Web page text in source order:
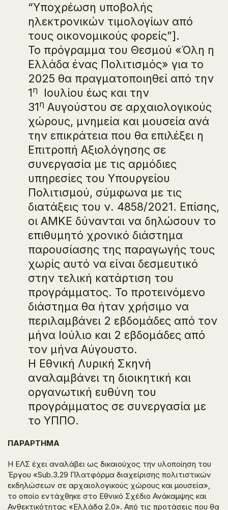
“Υποχρέωση υποβολής
ηλεκτρονικών τιμολογίων από
τους οικονομικούς φορείς”].
Το πρόγραμμα του Θεσμού «Όλη η
Ελλάδα ένας Πολιτισμός» για το
2025 θα πραγματοποιηθεί από την
1η
Ιουλίου έως και την
31η Αυγούστου σε αρχαιολογικούς
χώρους, μνημεία και μουσεία ανά
την επικράτεια που θα επιλέξει η
Επιτροπή Αξιολόγησης σε
συνεργασία με τις αρμόδιες
υπηρεσίες του Υπουργείου
Πολιτισμού, σύμφωνα με τις
διατάξεις του ν. 4858/2021. Επίσης,
οι ΑΜΚΕ δύνανται να δηλώσουν το
επιθυμητό χρονικό διάστημα
παρουσίασης της παραγωγής τους
χωρίς αυτό να είναι δεσμευτικό
στην τελική κατάρτιση του
προγράμματος. Το προτεινόμενο
διάστημα θα ήταν χρήσιμο να
περιλαμβάνει 2 εβδομάδες από τον
μήνα Ιούλιο και 2 εβδομάδες από
τον μήνα Αύγουστο.
Η Εθνική Λυρική Σκηνή
αναλαμβάνει τη διοικητική και
οργανωτική ευθύνη του
προγράμματος σε συνεργασία με
το ΥΠΠΟ.
ΠΑΡΑΡΤΗΜΑ
H ΕΛΣ έχει αναλάβει ως δικαιούχος την υλοποίηση του
Έργου «Sub.3.29 Πλατφόρμα διαχείρισης πολιτιστικών
εκδηλώσεων σε αρχαιολογικούς χώρους και μουσεία»,
το οποίο εντάχθηκε στο Εθνικό Σχέδιο Ανάκαμψης και
Ανθεκτικότητας «Ελλάδα 2.0». Από τις προτάσεις που θα